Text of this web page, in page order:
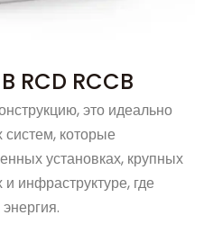
RCD RCCB
это идеально
которые
установках, крупных
инфраструктуре, где